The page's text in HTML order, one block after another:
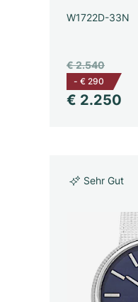
W1722D-33N
€ 2.250
€ 2.540
- € 290
Sehr Gut